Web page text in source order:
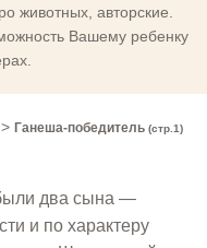
животных, авторские.
Вашему ребенку
> Ганеша-победитель (стр.1)
два сына —
и по характеру